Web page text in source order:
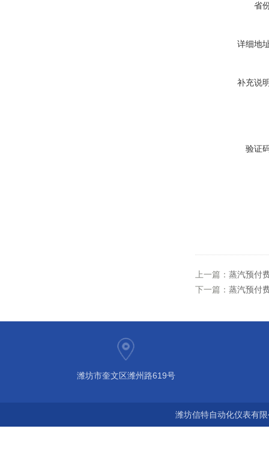
省
详细地
补充说
验证
上一篇： 蒸汽预付
下一篇： 蒸汽预付
潍坊市奎文区潍州路619号
潍坊信特自动化仪表有